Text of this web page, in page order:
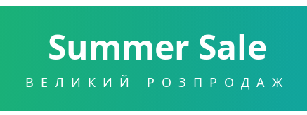
Summer Sale
ВЕЛИКИЙ РОЗПРОДАЖ